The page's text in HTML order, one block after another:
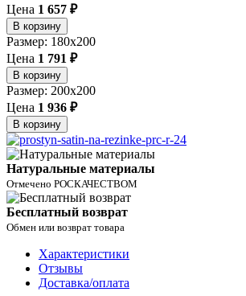
Цена 1 657 ₽
В корзину
Размер: 180x200
Цена 1 791 ₽
В корзину
Размер: 200x200
Цена 1 936 ₽
В корзину
Натуральные материалы
Отмечено РОСКАЧЕСТВОМ
Бесплатный возврат
Обмен или возврат товара
Характеристики
Отзывы
Доставка/оплата